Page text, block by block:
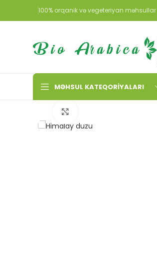
100% orqanik və vegeteriyan məhsullar
MƏHSUL KATEQORIYALARI